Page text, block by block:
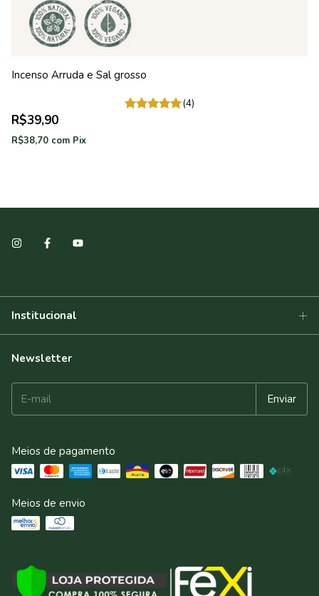
Incenso Arruda e Sal grosso
(4)
R$39,90
R$38,70 com Pix
Institucional
Newsletter
Meios de pagamento
Meios de envio